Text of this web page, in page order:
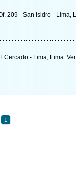
209 - San Isidro - Lima,
Cercado - Lima, Lima.
1